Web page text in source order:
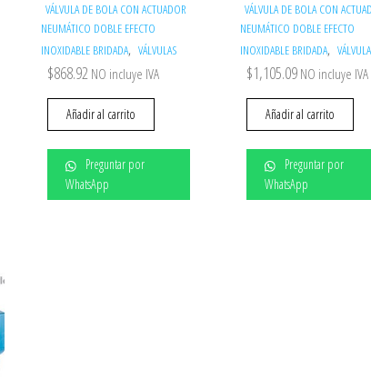
VÁLVULA DE BOLA CON ACTUADOR
NEUMÁTICO DOBLE EFECTO
INOXIDABLE BRIDADA, VÁLVULAS
$868.92 NO incluye IVA
Añadir al carrito
Preguntar por
WhatsApp
VÁLVULA DE BOLA CON
NEUMÁTICO DOBLE EFECTO
INOXIDABLE BRIDADA,
$1,105.09 NO incluye IVA
Añadir al carrito
Preguntar por
WhatsApp